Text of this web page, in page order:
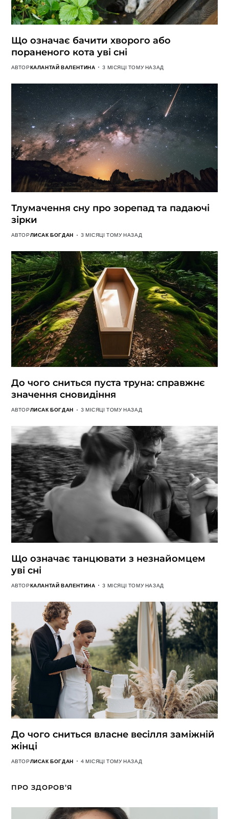
Що означає бачити хворого або
пораненого кота уві сні
АВТОРКАЛАНТАЙ ВАЛЕНТИНА 3 МІСЯЦІ ТОМУ НАЗАД
Тлумачення сну про зорепад та падаючі
зірки
АВТОРЛИСАК БОГДАН 3 МІСЯЦІ ТОМУ НАЗАД
До чого сниться пуста труна: справжнє
значення сновидіння
АВТОРЛИСАК БОГДАН 3 МІСЯЦІ ТОМУ НАЗАД
Що означає танцювати з незнайомцем
уві сні
АВТОРКАЛАНТАЙ ВАЛЕНТИНА 3 МІСЯЦІ ТОМУ НАЗАД
До чого сниться власне весілля заміжній
жінці
АВТОРЛИСАК БОГДАН 4 МІСЯЦІ ТОМУ НАЗАД
ПРО ЗДОРОВ’Я